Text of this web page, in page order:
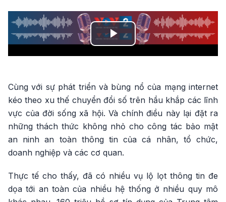
Play
Cùng với sự phát triển và bùng nổ của mạng internet
kéo theo xu thế chuyển đổi số trên hầu khắp các lĩnh
vực của đời sống xã hội. Và chính điều này lại đặt ra
những thách thức không nhỏ cho công tác bảo mật
an ninh an toàn thông tin của cá nhân, tổ chức,
doanh nghiệp và các cơ quan.
Thực tế cho thấy, đã có nhiều vụ lộ lọt thông tin đe
dọa tới an toàn của nhiều hệ thống ở nhiều quy mô